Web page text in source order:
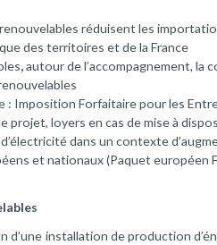
réduisent les
des territoires et de la France
,autour de l’accompagnement, la
: Imposition Forfaitaire pour les
projet, loyers en cas de mise à
dans un contexte
et nationaux (Paquet européen
d’une installation de production